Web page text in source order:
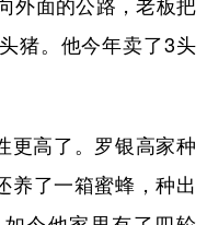
猪。他今年卖了3头
高了。罗银高家种
养了一箱蜜蜂，种出